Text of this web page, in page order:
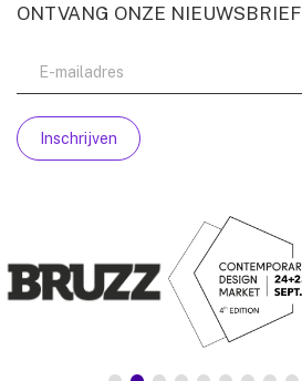
ONTVANG ONZE NIEUWSBRIEF